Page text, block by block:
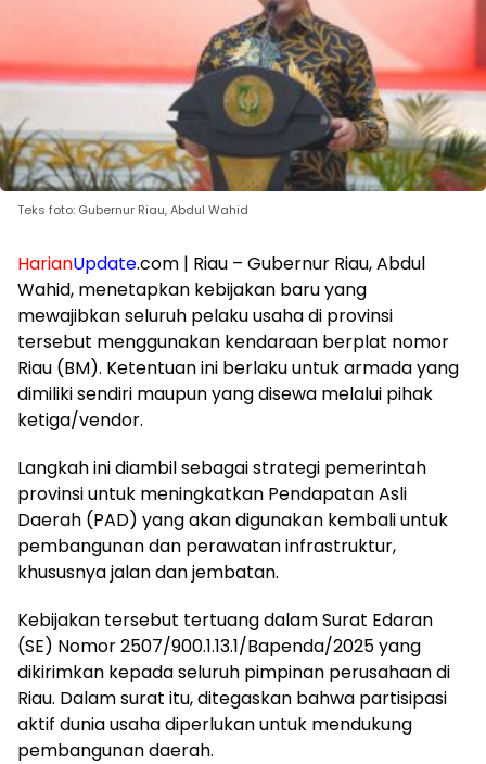
Teks foto: Gubernur Riau, Abdul Wahid
HarianUpdate.com | Riau – Gubernur Riau, Abdul
Wahid, menetapkan kebijakan baru yang
mewajibkan seluruh pelaku usaha di provinsi
tersebut menggunakan kendaraan berplat nomor
Riau (BM). Ketentuan ini berlaku untuk armada yang
dimiliki sendiri maupun yang disewa melalui pihak
ketiga/vendor.
Langkah ini diambil sebagai strategi pemerintah
provinsi untuk meningkatkan Pendapatan Asli
Daerah (PAD) yang akan digunakan kembali untuk
pembangunan dan perawatan infrastruktur,
khususnya jalan dan jembatan.
Kebijakan tersebut tertuang dalam Surat Edaran
(SE) Nomor 2507/900.1.13.1/Bapenda/2025 yang
dikirimkan kepada seluruh pimpinan perusahaan di
Riau. Dalam surat itu, ditegaskan bahwa partisipasi
aktif dunia usaha diperlukan untuk mendukung
pembangunan daerah.